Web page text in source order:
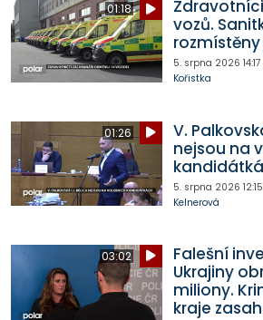
01:18
vozů.
5. srpna 2026 14:17
Kořistka
01:26
V.
nejsou na
5. srpna 2026 12:15
Kelnerová
03:02
Falešní
Ukrajiny
miliony.
kraje